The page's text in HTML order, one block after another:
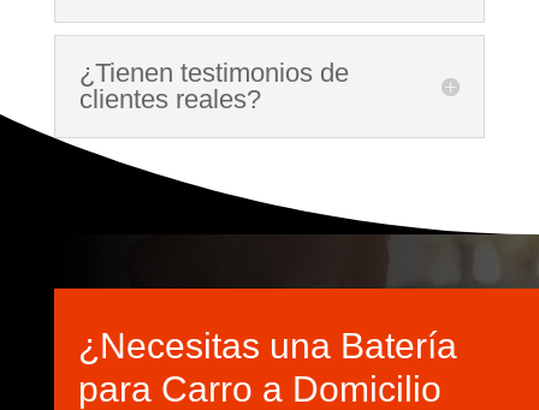
¿Tienen testimonios de
clientes reales?
¿Necesitas una Batería
para Carro a Domicilio